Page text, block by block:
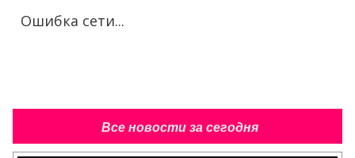
Ошибка сети...
Все новости за сегодня